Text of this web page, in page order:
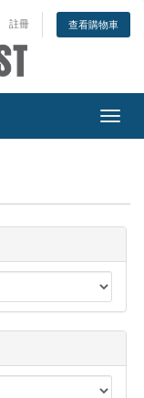
註冊 查看購物車
切
換